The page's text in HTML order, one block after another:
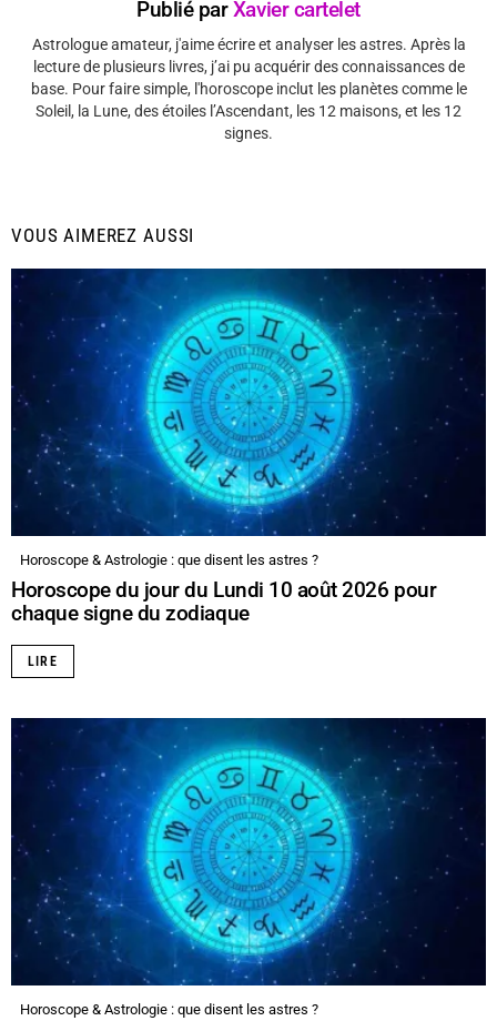
Publié parXavier cartelet
Astrologue amateur, j'aime écrire et analyser les astres. Après la
lecture de plusieurs livres, j’ai pu acquérir des connaissances de
base. Pour faire simple, l'horoscope inclut les planètes comme le
Soleil, la Lune, des étoiles l’Ascendant, les 12 maisons, et les 12
signes.
VOUS AIMEREZ AUSSI
Horoscope & Astrologie : que disent les astres ?
Horoscope du jour du Lundi 10 août 2026 pour
chaque signe du zodiaque
LIRE
Horoscope & Astrologie : que disent les astres ?